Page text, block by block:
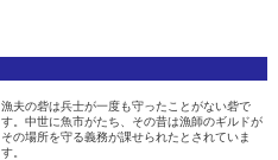
漁夫の砦は兵士が一度も守ったことがない砦で
す。中世に魚市がたち、その昔は漁師のギルドが
その場所を守る義務が課せられたとされていま
す。